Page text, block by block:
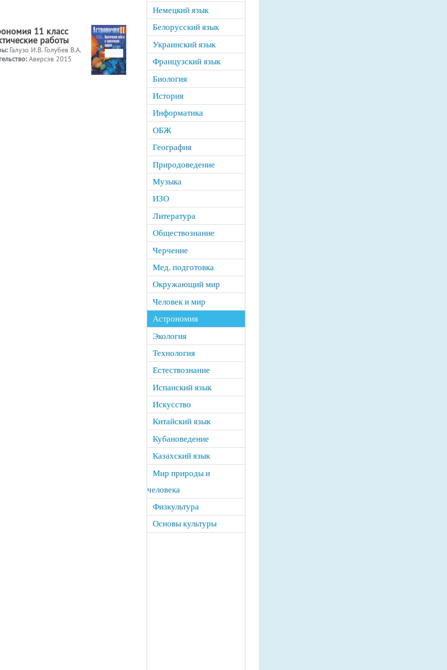
11 класс
работы
Галузо И.В. Голубев В.А.
Аверсэв 2015
Немецкий язык
Белорусский язык
Украинский язык
Французский язык
Биология
История
Информатика
ОБЖ
География
Природоведение
Музыка
ИЗО
Литература
Обществознание
Черчение
Мед. подготовка
Окружающий мир
Человек и мир
Астрономия
Экология
Технология
Естествознание
Испанский язык
Искусство
Китайский язык
Кубановедение
Казахский язык
Мир природы и
человека
Физкультура
Основы культуры